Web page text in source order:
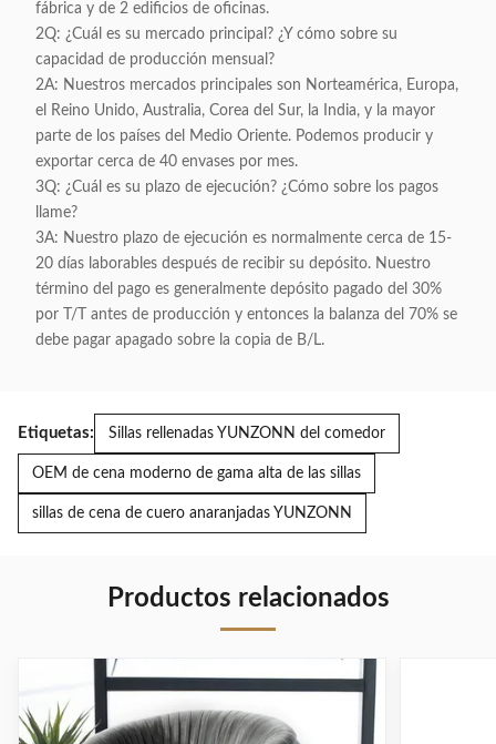
fábrica y de 2 edificios de oficinas.
2Q: ¿Cuál es su mercado principal? ¿Y cómo sobre su
capacidad de producción mensual?
2A: Nuestros mercados principales son Norteamérica, Europa,
el Reino Unido, Australia, Corea del Sur, la India, y la mayor
parte de los países del Medio Oriente. Podemos producir y
exportar cerca de 40 envases por mes.
3Q: ¿Cuál es su plazo de ejecución? ¿Cómo sobre los pagos
llame?
3A: Nuestro plazo de ejecución es normalmente cerca de 15-
20 días laborables después de recibir su depósito. Nuestro
término del pago es generalmente depósito pagado del 30%
por T/T antes de producción y entonces la balanza del 70% se
debe pagar apagado sobre la copia de B/L.
Etiquetas: Sillas rellenadas YUNZONN del comedor
OEM de cena moderno de gama alta de las sillas
sillas de cena de cuero anaranjadas YUNZONN
Productos relacionados